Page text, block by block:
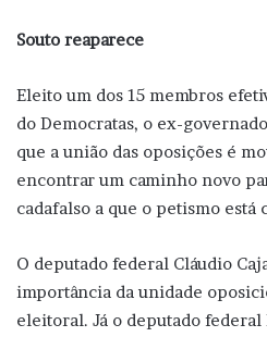
Souto reaparece
Eleito um dos 15 membros
do Democratas, o ex-
que a união das oposições é
encontrar um caminho novo
cadafalso a que o petismo está
O deputado federal Cláudio
importância da unidade
eleitoral. Já o deputado federal